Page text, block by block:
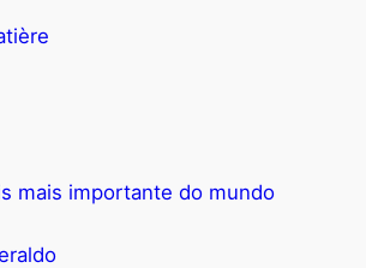
mais importante do mundo